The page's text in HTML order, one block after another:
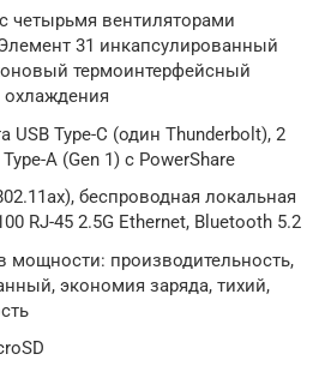
четырьмя вентиляторами
31 инкапсулированный
термоинтерфейсный
охлаждения
USB Type-C (один Thunderbolt), 2
A (Gen 1) с PowerShare
беспроводная локальная
RJ-45 2.5G Ethernet, Bluetooth 5.2
мощности: производительность,
экономия заряда, тихий,